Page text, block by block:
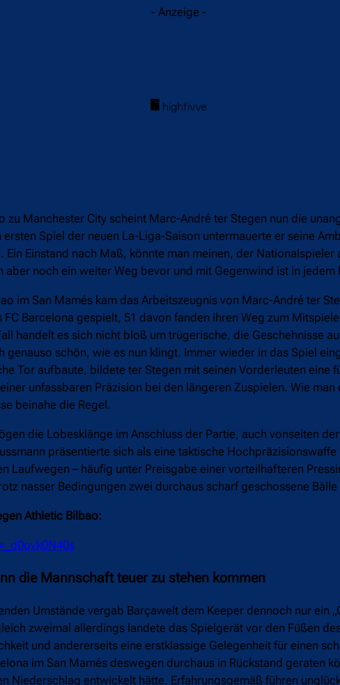
- Anzeige -
zu Manchester City scheint Marc-André ter Stegen nun die
Spiel der neuen La-Liga-Saison untermauerte er seine
Ein Einstand nach Maß, könnte man meinen, der Nationalspieler
aber noch ein weiter Weg bevor und mit Gegenwind ist in jedem
im San Mamés kam das Arbeitszeugnis von Marc-André ter
FC Barcelona gespielt, 51 davon fanden ihren Weg zum
handelt es sich nicht bloß um trügerische, die Geschehnisse
genauso schön, wie es nun klingt. Immer wieder in das Spiel
Tor aufbaute, bildete ter Stegen mit seinen Vorderleuten eine
unfassbaren Präzision bei den längeren Zuspielen. Wie
beinahe die Regel.
die Lobesklänge im Anschluss der Partie, auch vonseiten
präsentierte sich als eine taktische
Laufwegen – häufig unter Preisgabe einer vorteilhafteren
nasser Bedingungen zwei durchaus scharf geschossene
Athletic Bilbao:
die Mannschaft teuer zu stehen kommen
Umstände vergab Barçawelt dem Keeper dennoch nur ein
zweimal allerdings landete das Spielgerät vor den Füßen
und andererseits eine erstklassige Gelegenheit für einen
im San Mamés deswegen durchaus in Rückstand geraten
Niederschlag entwickelt hätte. Erfahrungsgemäß führen